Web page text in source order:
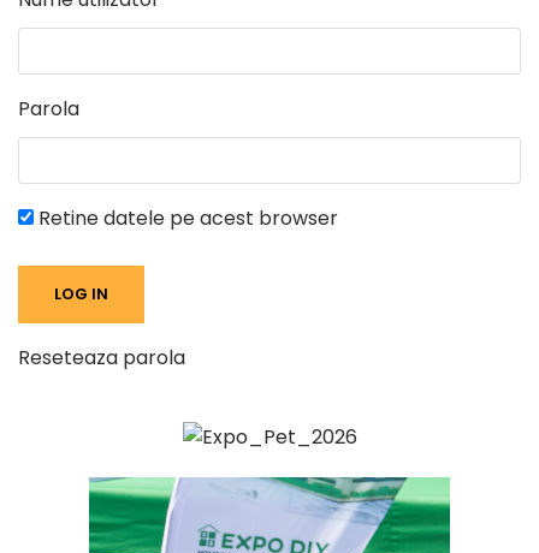
Parola
Retine datele pe acest browser
Reseteaza parola